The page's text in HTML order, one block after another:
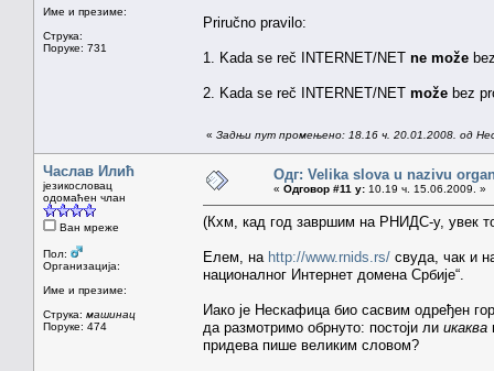
Име и презиме:
Струка:
Поруке: 731
Priručno pravilo:
1. Kada se reč INTERNET/NET ne može
2. Kada se reč INTERNET/NET može bez
« Задњи пут промењено: 18.16 ч. 20.01.2008. од
Часлав Илић
језикословац
одомаћен члан
Ван мреже
Пол:
Организација:
Име и презиме:
Струка: машинац
Поруке: 474
Одг: Velika slova u nazivu
« Одговор #11 у: 10.19 ч. 15.06.2009. »
(Кхм, кад год завршим на РНИДС-у, увек
Елем, на http://www.rnids.rs/ свуда, чак и
националног Интернет домена Србије“.
Иако је Нескафица био сасвим одређен
да размотримо обрнуто: постоји ли икаква
придева пише великим словом?